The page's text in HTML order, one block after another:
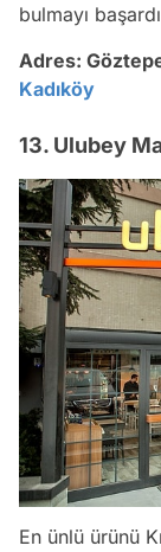
bulmayı
Adres:
Kadıköy
13. Ulubey
En ünlü ürünü